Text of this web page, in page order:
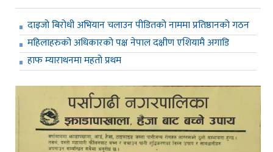
दाइजो बिरोधी अभियान चलाउन पीडितको नाममा प्रतिष्ठानको गठन
महिलाहरुको अधिकारको पक्ष नेपाल दक्षीण एशियामै अगाडि
हाफ म्याराथनमा महतो प्रथम